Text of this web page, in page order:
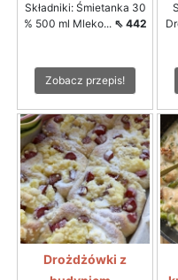
Składniki: Śmietanka 30
% 500 ml Mleko... ⇖ 442
Zobacz przepis!
Drożdżówki z